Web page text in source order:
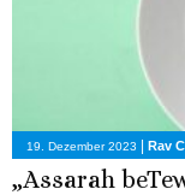
19. Dezember 2023 Rav
„Assarah